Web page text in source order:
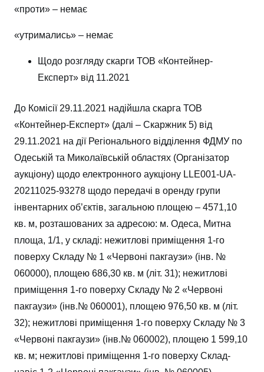
«проти» – немає
«утримались» – немає
Щодо розгляду скарги ТОВ «Контейнер-
Експерт» від 11.2021
До Комісії 29.11.2021 надійшла скарга ТОВ
«Контейнер-Експерт» (далі – Скаржник 5) від
29.11.2021 на дії Регіонального відділення ФДМУ по
Одеській та Миколаївській областях (Організатор
аукціону) щодо електронного аукціону LLE001-UA-
20211025-93278 щодо передачі в оренду групи
інвентарних об’єктів, загальною площею – 4571,10
кв. м, розташованих за адресою: м. Одеса, Митна
площа, 1/1, у складі: нежитлові приміщення 1-го
поверху Складу № 1 «Червоні пакгаузи» (інв. №
060000), площею 686,30 кв. м (літ. 31); нежитлові
приміщення 1-го поверху Складу № 2 «Червоні
пакгаузи» (інв.№ 060001), площею 976,50 кв. м (літ.
32); нежитлові приміщення 1-го поверху Складу № 3
«Червоні пакгаузи» (інв.№ 060002), площею 1 599,10
кв. м; нежитлові приміщення 1-го поверху Склад-